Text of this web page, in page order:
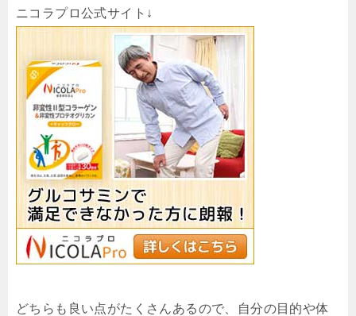
ニコラプロ公式サイト↓
どちらも良い点がたくさんあるので、自分の目的や体